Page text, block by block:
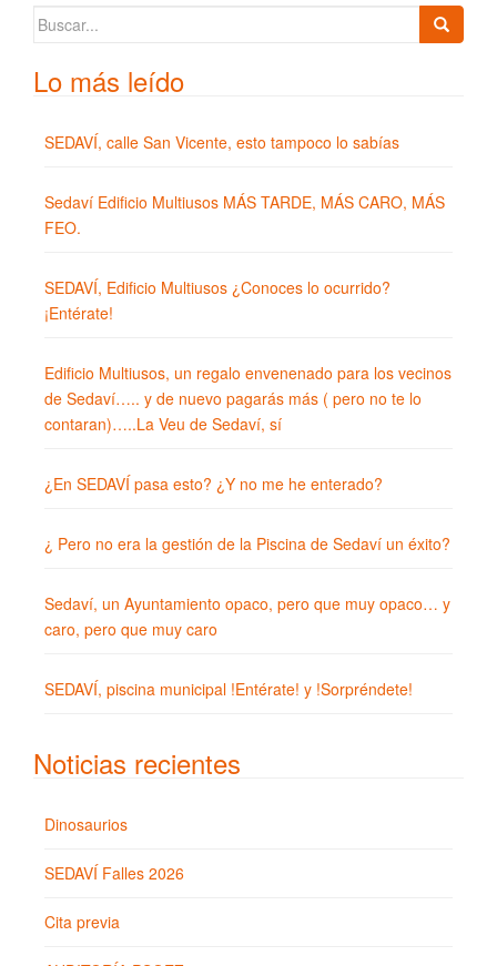
Buscar:
Lo más leído
SEDAVÍ, calle San Vicente, esto tampoco lo sabías
Sedaví Edificio Multiusos MÁS TARDE, MÁS CARO, MÁS
FEO.
SEDAVÍ, Edificio Multiusos ¿Conoces lo ocurrido?
¡Entérate!
Edificio Multiusos, un regalo envenenado para los vecinos
de Sedaví….. y de nuevo pagarás más ( pero no te lo
contaran)…..La Veu de Sedaví, sí
¿En SEDAVÍ pasa esto? ¿Y no me he enterado?
¿ Pero no era la gestión de la Piscina de Sedaví un éxito?
Sedaví, un Ayuntamiento opaco, pero que muy opaco… y
caro, pero que muy caro
SEDAVÍ, piscina municipal !Entérate! y !Sorpréndete!
Noticias recientes
Dinosaurios
SEDAVÍ Falles 2026
Cita previa